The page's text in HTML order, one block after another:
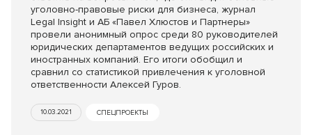
уголовно-правовые риски для бизнеса, журнал
Legal Insight и АБ «Павел Хлюстов и Партнеры»
провели анонимный опрос среди 80 руководителей
юридических департаментов ведущих российских и
иностранных компаний. Его итоги обобщил и
сравнил со статистикой привлечения к уголовной
ответственности Алексей Гуров.
10.03.2021 СПЕЦПРОЕКТЫ